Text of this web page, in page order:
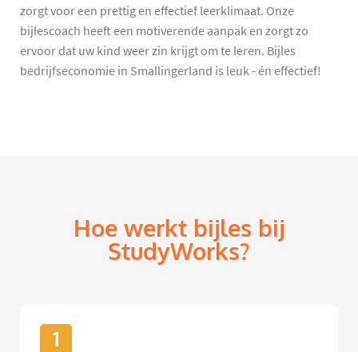
zorgt voor een prettig en effectief leerklimaat. Onze
bijlescoach heeft een motiverende aanpak en zorgt zo
ervoor dat uw kind weer zin krijgt om te leren. Bijles
bedrijfseconomie in Smallingerland is leuk - én effectief!
Hoe werkt bijles bij
StudyWorks?
1